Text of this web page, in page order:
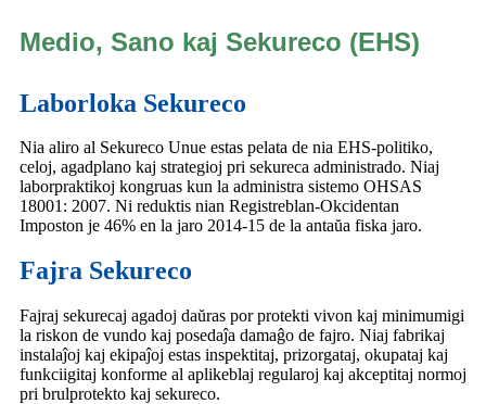
Medio, Sano kaj Sekureco (EHS)
Laborloka Sekureco
Nia aliro al Sekureco Unue estas pelata de nia EHS-politiko,
celoj, agadplano kaj strategioj pri sekureca administrado. Niaj
laborpraktikoj kongruas kun la administra sistemo OHSAS
18001: 2007. Ni reduktis nian Registreblan-Okcidentan
Imposton je 46% en la jaro 2014-15 de la antaŭa fiska jaro.
Fajra Sekureco
Fajraj sekurecaj agadoj daŭras por protekti vivon kaj minimumigi
la riskon de vundo kaj posedaĵa damaĝo de fajro. Niaj fabrikaj
instalaĵoj kaj ekipaĵoj estas inspektitaj, prizorgataj, okupataj kaj
funkciigitaj konforme al aplikeblaj regularoj kaj akceptitaj normoj
pri brulprotekto kaj sekureco.